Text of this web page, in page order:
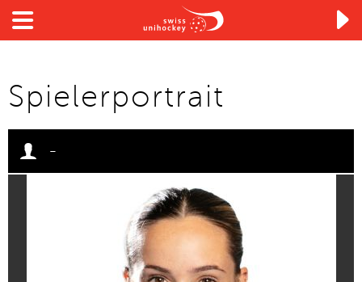

Spielerportrait
-